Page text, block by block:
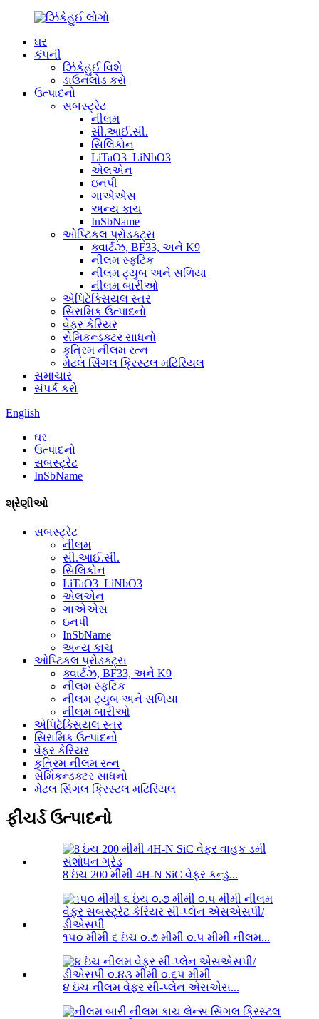
ઘર
કંપની
ઝિંકેહુઈ વિશે
ડાઉનલોડ કરો
ઉત્પાદનો
સબસ્ટ્રેટ
નીલમ
સી.આઈ.સી.
સિલિકોન
LiTaO3_LiNbO3
એલએન
ઇનપી
ગાએએસ
અન્ય કાચ
InSbName
ઓપ્ટિકલ પ્રોડક્ટ્સ
ક્વાર્ટઝ, BF33, અને K9
નીલમ સ્ફટિક
નીલમ ટ્યુબ અને સળિયા
નીલમ બારીઓ
એપિટેક્સિયલ સ્તર
સિરામિક ઉત્પાદનો
વેફર કેરિયર
સેમિકન્ડક્ટર સાધનો
કૃત્રિમ નીલમ રત્ન
મેટલ સિંગલ ક્રિસ્ટલ મટિરિયલ
સમાચાર
સંપર્ક કરો
English
ઘર
ઉત્પાદનો
સબસ્ટ્રેટ
InSbName
શ્રેણીઓ
સબસ્ટ્રેટ
નીલમ
સી.આઈ.સી.
સિલિકોન
LiTaO3_LiNbO3
એલએન
ગાએએસ
ઇનપી
InSbName
અન્ય કાચ
ઓપ્ટિકલ પ્રોડક્ટ્સ
ક્વાર્ટઝ, BF33, અને K9
નીલમ સ્ફટિક
નીલમ ટ્યુબ અને સળિયા
નીલમ બારીઓ
એપિટેક્સિયલ સ્તર
સિરામિક ઉત્પાદનો
વેફર કેરિયર
કૃત્રિમ નીલમ રત્ન
સેમિકન્ડક્ટર સાધનો
મેટલ સિંગલ ક્રિસ્ટલ મટિરિયલ
ફીચર્ડ ઉત્પાદનો
8 ઇંચ 200 મીમી 4H-N SiC વેફર કન્ડુ...
૧૫૦ મીમી ૬ ઇંચ ૦.૭ મીમી ૦.૫ મીમી નીલમ...
૪ ઇંચ નીલમ વેફર સી-પ્લેન એસએસ...